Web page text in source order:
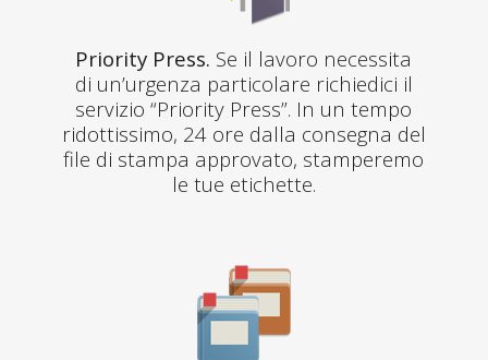
Priority Press. Se il lavoro necessita
di un’urgenza particolare richiedici il
servizio “Priority Press”. In un tempo
ridottissimo, 24 ore dalla consegna del
file di stampa approvato, stamperemo
le tue etichette.